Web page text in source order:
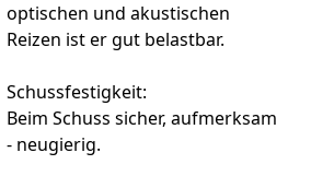
optischen und akustischen
Reizen ist er gut belastbar.
Schussfestigkeit:
Beim Schuss sicher, aufmerksam
- neugierig.